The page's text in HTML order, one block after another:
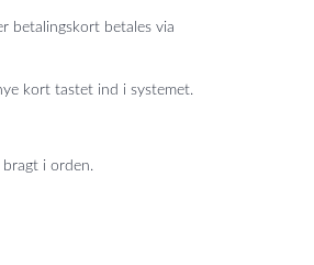
betalingskort betales via
kort tastet ind i systemet.
i orden.